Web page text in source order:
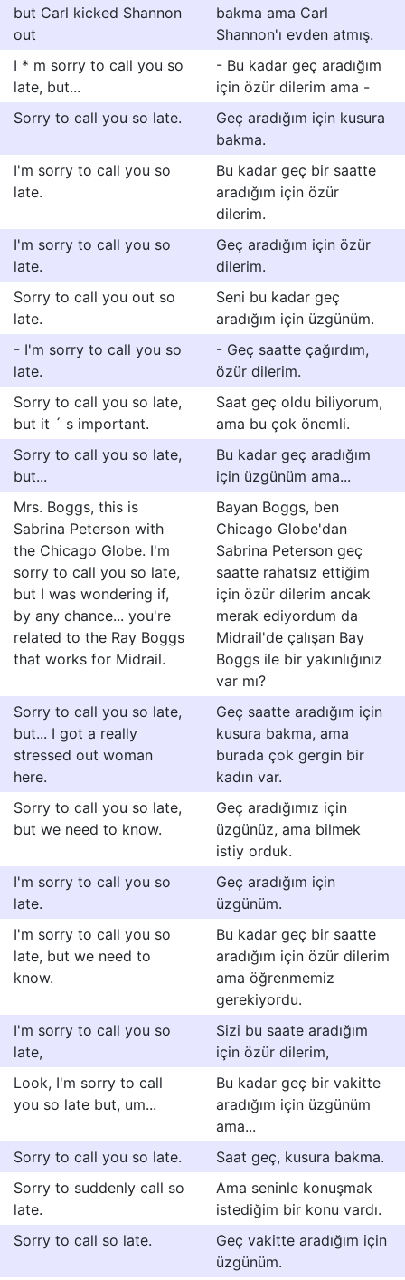
but Carl kicked Shannon
out
bakma ama Carl
Shannon'ı evden atmış.
I * m sorry to call you so
late, but...
- Bu kadar geç aradığım
için özür dilerim ama -
Sorry to call you so late.
Geç aradığım için kusura
bakma.
I'm sorry to call you so
late.
Bu kadar geç bir saatte
aradığım için özür
dilerim.
I'm sorry to call you so
late.
Geç aradığım için özür
dilerim.
Sorry to call you out so
late.
Seni bu kadar geç
aradığım için üzgünüm.
- I'm sorry to call you so
late.
- Geç saatte çağırdım,
özür dilerim.
Sorry to call you so late,
but it ´ s important.
Saat geç oldu biliyorum,
ama bu çok önemli.
Sorry to call you so late,
but...
Bu kadar geç aradığım
için üzgünüm ama...
Mrs. Boggs, this is
Sabrina Peterson with
the Chicago Globe. I'm
sorry to call you so late,
but I was wondering if,
by any chance... you're
related to the Ray Boggs
that works for Midrail.
Bayan Boggs, ben
Chicago Globe'dan
Sabrina Peterson geç
saatte rahatsız ettiğim
için özür dilerim ancak
merak ediyordum da
Midrail'de çalışan Bay
Boggs ile bir yakınlığınız
var mı?
Sorry to call you so late,
but... I got a really
stressed out woman
here.
Geç saatte aradığım için
kusura bakma, ama
burada çok gergin bir
kadın var.
Sorry to call you so late,
but we need to know.
Geç aradığımız için
üzgünüz, ama bilmek
istiy orduk.
I'm sorry to call you so
late.
Geç aradığım için
üzgünüm.
I'm sorry to call you so
late, but we need to
know.
Bu kadar geç bir saatte
aradığım için özür dilerim
ama öğrenmemiz
gerekiyordu.
I'm sorry to call you so
late,
Sizi bu saate aradığım
için özür dilerim,
Look, I'm sorry to call
you so late but, um...
Bu kadar geç bir vakitte
aradığım için üzgünüm
ama...
Sorry to call you so late.
Saat geç, kusura bakma.
Sorry to suddenly call so
late.
Ama seninle konuşmak
istediğim bir konu vardı.
Sorry to call so late.
Geç vakitte aradığım için
üzgünüm.